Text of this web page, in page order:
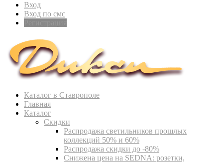
Вход
Вход по смс
Каталог в Ставрополе
Главная
Каталог
Скидки
Распродажа светильников прошлых
коллекций 50% и 60%
Распродажа скидки до -80%
Cнижена цена на SEDNA: розетки,